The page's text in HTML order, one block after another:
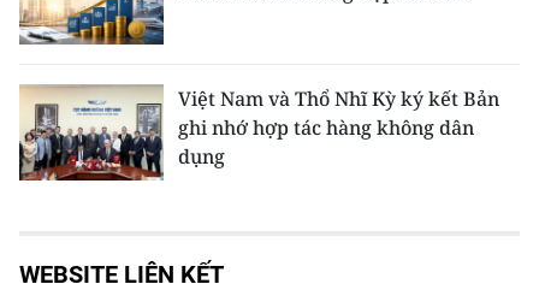
Việt Nam và Thổ Nhĩ Kỳ ký kết Bản
ghi nhớ hợp tác hàng không dân
dụng
WEBSITE LIÊN KẾT